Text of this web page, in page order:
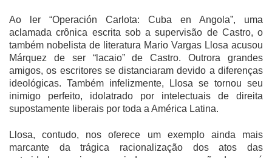
Ao ler “Operación Carlota: Cuba en Angola”, uma
aclamada crônica escrita sob a supervisão de Castro, o
também nobelista de literatura Mario Vargas Llosa acusou
Márquez de ser “lacaio” de Castro. Outrora grandes
amigos, os escritores se distanciaram devido a diferenças
ideológicas. Também infelizmente, Llosa se tornou seu
inimigo perfeito, idolatrado por intelectuais de direita
supostamente liberais por toda a América Latina.
Llosa, contudo, nos oferece um exemplo ainda mais
marcante da trágica racionalização dos atos das